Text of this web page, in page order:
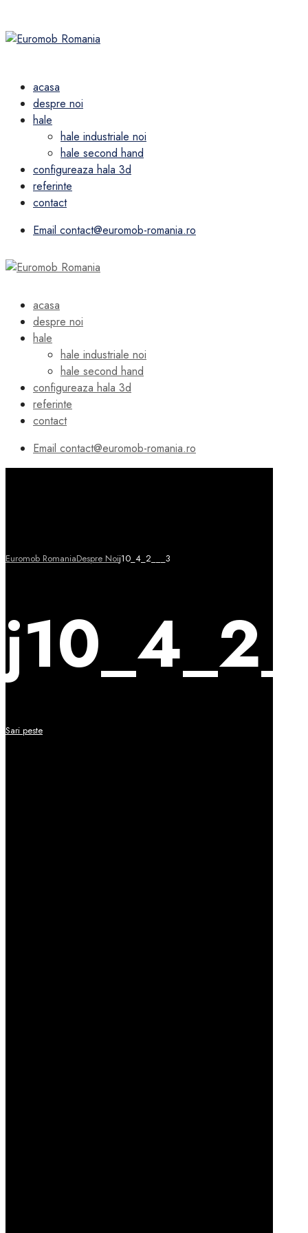
acasa
despre noi
hale
hale industriale noi
hale second hand
configureaza hala 3d
referinte
contact
Email contact@euromob-romania.ro
acasa
despre noi
hale
hale industriale noi
hale second hand
configureaza hala 3d
referinte
contact
Email contact@euromob-romania.ro
Euromob RomaniaDespre Noij10_4_2___3
Sari peste